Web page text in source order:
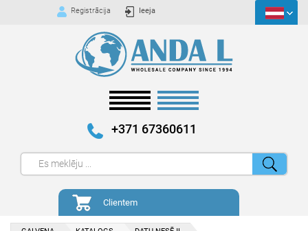
Registrācija Ieeja
+371 67360611
Clientem